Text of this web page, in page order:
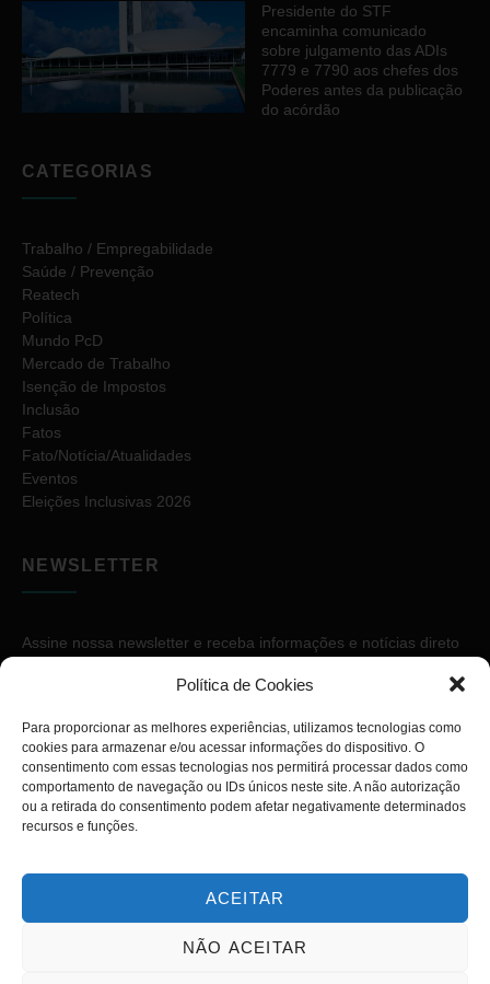
Política de Cookies
Para proporcionar as melhores experiências, utilizamos tecnologias como
cookies para armazenar e/ou acessar informações do dispositivo. O
consentimento com essas tecnologias nos permitirá processar dados como
comportamento de navegação ou IDs únicos neste site. A não autorização
ou a retirada do consentimento podem afetar negativamente determinados
recursos e funções.
ACEITAR
NÃO ACEITAR
Presidente do STF
encaminha comunicado
sobre julgamento das ADIs
7779 e 7790 aos chefes dos
Poderes antes da publicação
do acórdão
CATEGORIAS
Trabalho / Empregabilidade
Saúde / Prevenção
Reatech
Política
Mundo PcD
Mercado de Trabalho
Isenção de Impostos
Inclusão
Fatos
Fato/Notícia/Atualidades
Eventos
Eleições Inclusivas 2026
NEWSLETTER
Assine nossa newsletter e receba informações e notícias direto
Copyright © 2026. Diário PcD. Todos os direitos reservados.